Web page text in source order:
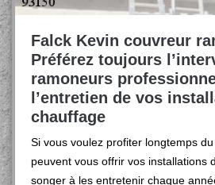
Falck Kevin couvreur
Préférez toujours
ramoneurs
l’entretien de vos
chauffage
Si vous voulez profiter longtemps
peuvent vous offrir vos installations
songer à les entretenir chaque